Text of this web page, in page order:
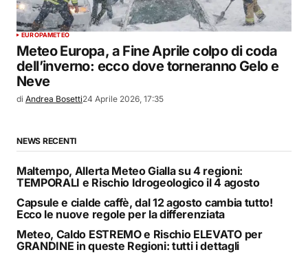
EUROPAMETEO
Meteo Europa, a Fine Aprile colpo di coda
dell’inverno: ecco dove torneranno Gelo e
Neve
di Andrea Bosetti24 Aprile 2026, 17:35
NEWS RECENTI
Maltempo, Allerta Meteo Gialla su 4 regioni:
TEMPORALI e Rischio Idrogeologico il 4 agosto
Capsule e cialde caffè, dal 12 agosto cambia tutto!
Ecco le nuove regole per la differenziata
Meteo, Caldo ESTREMO e Rischio ELEVATO per
GRANDINE in queste Regioni: tutti i dettagli